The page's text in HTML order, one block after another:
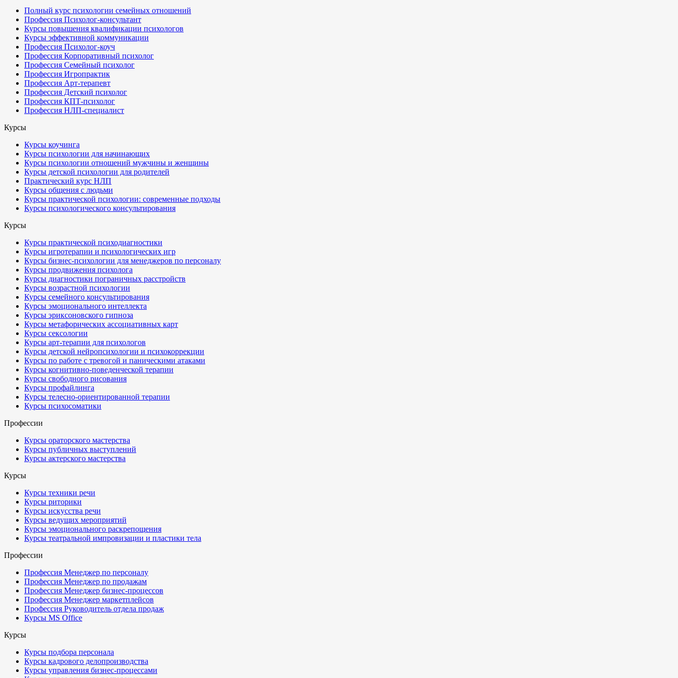
Полный курс психологии семейных отношений
Профессия Психолог-консультант
Курсы повышения квалификации психологов
Курсы эффективной коммуникации
Профессия Психолог-коуч
Профессия Корпоративный психолог
Профессия Семейный психолог
Профессия Игропрактик
Профессия Арт-терапевт
Профессия Детский психолог
Профессия КПТ-психолог
Профессия НЛП-специалист
Курсы
Курсы коучинга
Курсы психологии для начинающих
Курсы психологии отношений мужчины и женщины
Курсы детской психологии для родителей
Практический курс НЛП
Курсы общения с людьми
Курсы практической психологии: современные подходы
Курсы психологического консультирования
Курсы
Курсы практической психодиагностики
Курсы игротерапии и психологических игр
Курсы бизнес-психологии для менеджеров по персоналу
Курсы продвижения психолога
Курсы диагностики пограничных расстройств
Курсы возрастной психологии
Курсы семейного консультирования
Курсы эмоционального интеллекта
Курсы эриксоновского гипноза
Курсы метафорических ассоциативных карт
Курсы сексологии
Курсы арт-терапии для психологов
Курсы детской нейропсихологии и психокоррекции
Курсы по работе с тревогой и паническими атаками
Курсы когнитивно-поведенческой терапии
Курсы свободного рисования
Курсы профайлинга
Курсы телесно-ориентированной терапии
Курсы психосоматики
Профессии
Курсы ораторского мастерства
Курсы публичных выступлений
Курсы актерского мастерства
Курсы
Курсы техники речи
Курсы риторики
Курсы искусства речи
Курсы ведущих мероприятий
Курсы эмоционального раскрепощения
Курсы театральной импровизации и пластики тела
Профессии
Профессия Менеджер по персоналу
Профессия Менеджер по продажам
Профессия Менеджер бизнес-процессов
Профессия Менеджер маркетплейсов
Профессия Руководитель отдела продаж
Курсы MS Office
Курсы
Курсы подбора персонала
Курсы кадрового делопроизводства
Курсы управления бизнес-процессами